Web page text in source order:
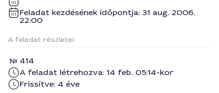
Feladat kezdésének időpontja: 31 aug. 2006,
22:00
A feladat részletei
414
A feladat létrehozva: 14 feb. 05:14-kor
Frissítve: 4 éve